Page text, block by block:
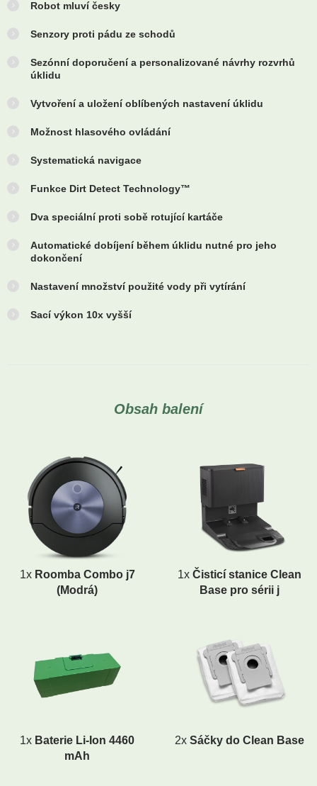
Robot mluví česky
Senzory proti pádu ze schodů
Sezónní doporučení a personalizované návrhy rozvrhů
úklidu
Vytvoření a uložení oblíbených nastavení úklidu
Možnost hlasového ovládání
Systematická navigace
Funkce Dirt Detect Technology™
Dva speciální proti sobě rotující kartáče
Automatické dobíjení během úklidu nutné pro jeho
dokončení
Nastavení množství použité vody při vytírání
Sací výkon 10x vyšší
Obsah balení
1x Roomba Combo j7
(Modrá)
1xČisticí stanice Clean
Base pro sérii j
1x Baterie Li-Ion 4460
mAh
2xSáčky do Clean Base